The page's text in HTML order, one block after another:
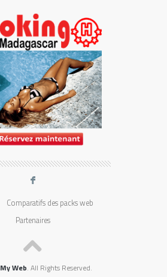
F
Comparatifs des packs web
Partenaires
My Web. All Rights Reserved.